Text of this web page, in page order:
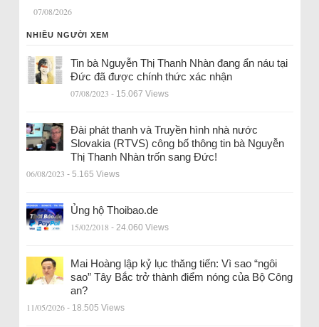
07/08/2026
NHIỀU NGƯỜI XEM
Tin bà Nguyễn Thị Thanh Nhàn đang ẩn náu tại
Đức đã được chính thức xác nhận
07/08/2023 - 15.067 Views
Đài phát thanh và Truyền hình nhà nước
Slovakia (RTVS) công bố thông tin bà Nguyễn
Thị Thanh Nhàn trốn sang Đức!
06/08/2023 - 5.165 Views
Ủng hộ Thoibao.de
15/02/2018 - 24.060 Views
Mai Hoàng lập kỷ lục thăng tiến: Vì sao “ngôi
sao” Tây Bắc trở thành điểm nóng của Bộ Công
an?
11/05/2026 - 18.505 Views